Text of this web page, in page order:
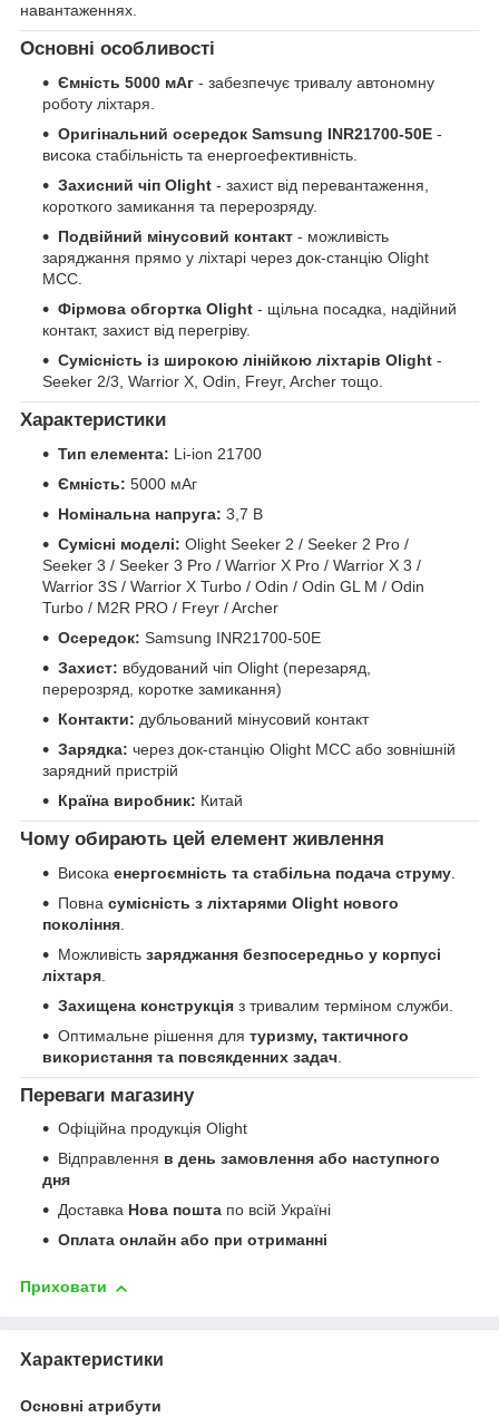
навантаженнях.
Основні особливості
Ємність 5000 мАг - забезпечує тривалу автономну
роботу ліхтаря.
Оригінальний осередок Samsung INR21700-50E -
висока стабільність та енергоефективність.
Захисний чіп Olight - захист від перевантаження,
короткого замикання та перерозряду.
Подвійний мінусовий контакт - можливість
заряджання прямо у ліхтарі через док-станцію Olight
MCC.
Фірмова обгортка Olight - щільна посадка, надійний
контакт, захист від перегріву.
Сумісність із широкою лінійкою ліхтарів Olight -
Seeker 2/3, Warrior X, Odin, Freyr, Archer тощо.
Характеристики
Тип елемента: Li-ion 21700
Ємність: 5000 мАг
Номінальна напруга: 3,7 В
Сумісні моделі: Olight Seeker 2 / Seeker 2 Pro /
Seeker 3 / Seeker 3 Pro / Warrior X Pro / Warrior X 3 /
Warrior 3S / Warrior X Turbo / Odin / Odin GL M / Odin
Turbo / M2R PRO / Freyr / Archer
Осередок: Samsung INR21700-50E
Захист: вбудований чіп Olight (перезаряд,
перерозряд, коротке замикання)
Контакти: дубльований мінусовий контакт
Зарядка: через док-станцію Olight MCC або зовнішній
зарядний пристрій
Країна виробник: Китай
Чому обирають цей елемент живлення
Висока енергоємність та стабільна подача струму
Повна сумісність з ліхтарями Olight нового
покоління
Можливість заряджання безпосередньо у корпусі
ліхтаря
Захищена конструкція з тривалим терміном служби.
Оптимальне рішення для туризму, тактичного
використання та повсякденних задач
Переваги магазину
Офіційна продукція Olight
Відправлення в день замовлення або наступного
дня
Доставка Нова пошта по всій Україні
Оплата онлайн або при отриманні
Приховати
Характеристики
Основні атрибути